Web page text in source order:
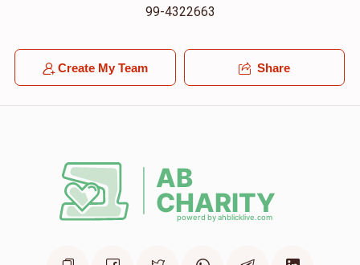
99-4322663
Create My Team Share